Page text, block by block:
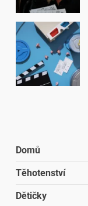
Domů
Těhotenství
Dětičky